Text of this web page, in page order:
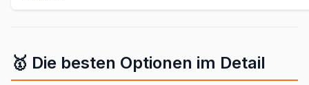
🥇 Die besten Optionen im Detail